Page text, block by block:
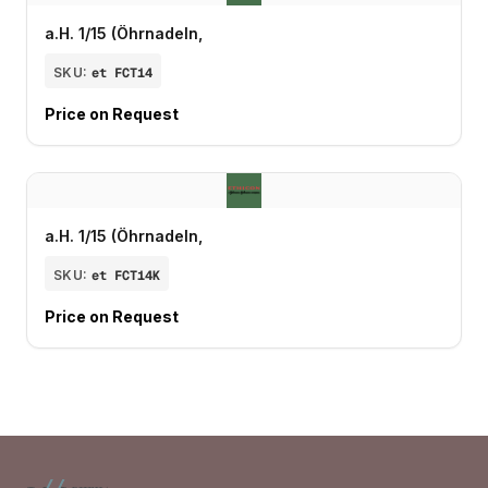
a.H. 1/15 (Öhrnadeln,
SKU: et FCT14
Price on Request
a.H. 1/15 (Öhrnadeln,
SKU: et FCT14K
Price on Request